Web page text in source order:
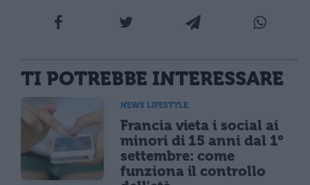
TI POTREBBE INTERESSARE
NEWS LIFESTYLE
Francia vieta i social ai
minori di 15 anni dal 1°
settembre: come
funziona il controllo